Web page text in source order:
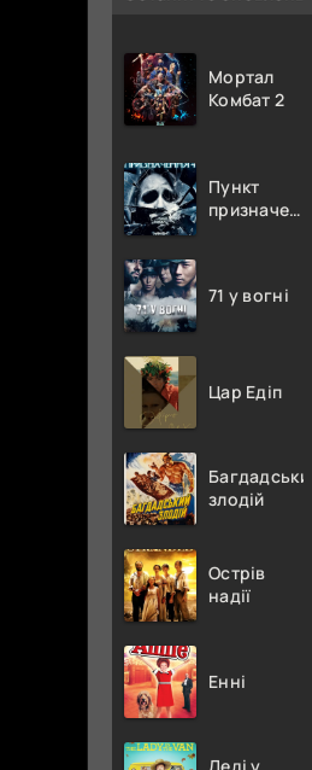
Мортал
Комбат 2
Пункт
призначення
71 у вогні
Цар Едіп
Багдадський
злодій
Острів
надії
Енні